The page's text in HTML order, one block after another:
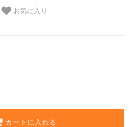
お気に入り
カートに入れる